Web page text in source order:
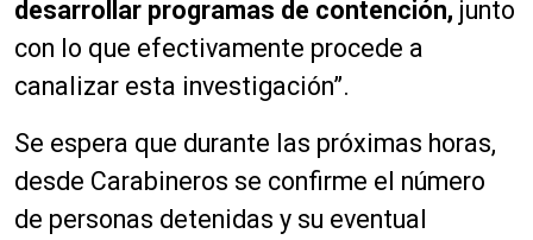
desarrollar programas de contención, junto
con lo que efectivamente procede a
canalizar esta investigación”.
Se espera que durante las próximas horas,
desde Carabineros se confirme el número
de personas detenidas y su eventual